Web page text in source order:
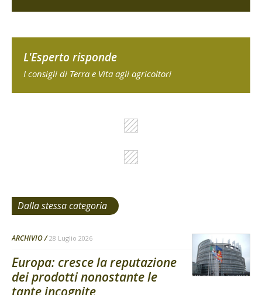
L'Esperto risponde
I consigli di Terra e Vita agli agricoltori
Dalla stessa categoria
ARCHIVIO 28 Luglio 2026
Europa: cresce la reputazione
dei prodotti nonostante le